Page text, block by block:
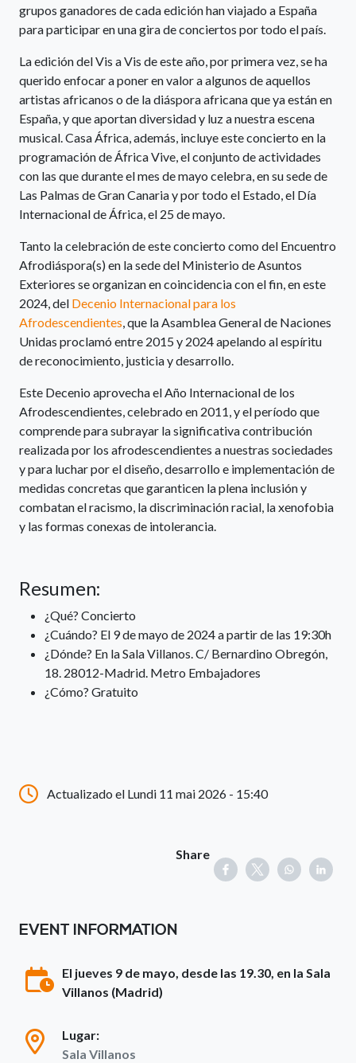
grupos ganadores de cada edición han viajado a España
para participar en una gira de conciertos por todo el país.
La edición del Vis a Vis de este año, por primera vez, se ha
querido enfocar a poner en valor a algunos de aquellos
artistas africanos o de la diáspora africana que ya están en
España, y que aportan diversidad y luz a nuestra escena
musical. Casa África, además, incluye este concierto en la
programación de África Vive, el conjunto de actividades
con las que durante el mes de mayo celebra, en su sede de
Las Palmas de Gran Canaria y por todo el Estado, el Día
Internacional de África, el 25 de mayo.
Tanto la celebración de este concierto como del Encuentro
Afrodiáspora(s) en la sede del Ministerio de Asuntos
Exteriores se organizan en coincidencia con el fin, en este
2024, del Decenio Internacional para los
Afrodescendientes, que la Asamblea General de Naciones
Unidas proclamó entre 2015 y 2024 apelando al espíritu
de reconocimiento, justicia y desarrollo.
Este Decenio aprovecha el Año Internacional de los
Afrodescendientes, celebrado en 2011, y el período que
comprende para subrayar la significativa contribución
realizada por los afrodescendientes a nuestras sociedades
y para luchar por el diseño, desarrollo e implementación de
medidas concretas que garanticen la plena inclusión y
combatan el racismo, la discriminación racial, la xenofobia
y las formas conexas de intolerancia.
Resumen:
¿Qué? Concierto
¿Cuándo? El 9 de mayo de 2024 a partir de las 19:30h
¿Dónde? En la Sala Villanos. C/ Bernardino Obregón,
18. 28012-Madrid. Metro Embajadores
¿Cómo? Gratuito
Actualizado el Lundi 11 mai 2026 - 15:40
Share
EVENT INFORMATION
El jueves 9 de mayo, desde las 19.30, en la Sala
Villanos (Madrid)
Lugar:
Sala Villanos